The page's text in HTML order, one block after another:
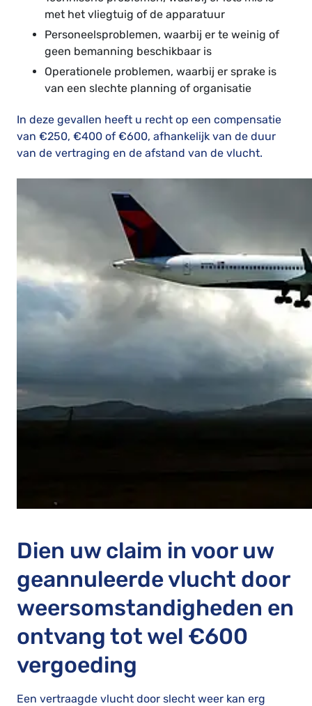
met het vliegtuig of de apparatuur
Personeelsproblemen, waarbij er te weinig of
geen bemanning beschikbaar is
Operationele problemen, waarbij er sprake is
van een slechte planning of organisatie
In deze gevallen heeft u recht op een compensatie
van €250, €400 of €600, afhankelijk van de duur
van de vertraging en de afstand van de vlucht.
Dien uw claim in voor uw
geannuleerde vlucht door
weersomstandigheden en
ontvang tot wel €600
vergoeding
Een vertraagde vlucht door slecht weer kan erg